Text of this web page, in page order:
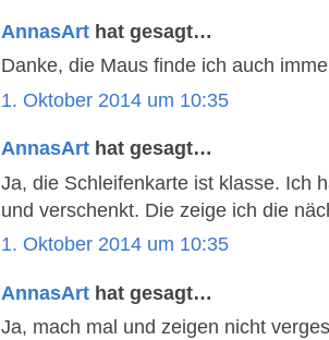
AnnasArt hat gesagt…
Danke, die Maus finde ich auch
1. Oktober 2014 um 10:35
AnnasArt hat gesagt…
Ja, die Schleifenkarte ist klasse. Ich
und verschenkt. Die zeige ich die
1. Oktober 2014 um 10:35
AnnasArt hat gesagt…
Ja, mach mal und zeigen nicht